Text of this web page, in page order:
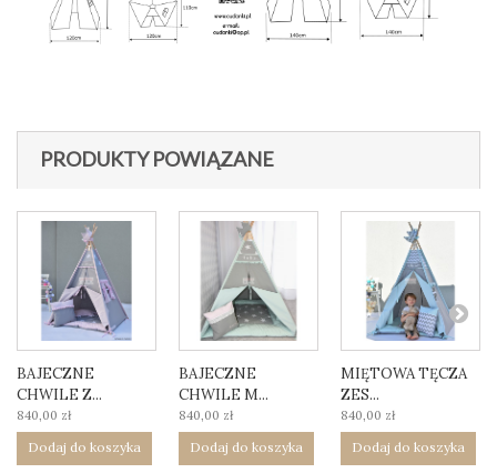
PRODUKTY POWIĄZANE
BAJECZNE
CHWILE Z...
840,00 zł
Dodaj do koszyka
BAJECZNE
CHWILE M...
840,00 zł
Dodaj do koszyka
MIĘTOWA TĘCZA
ZES...
840,00 zł
Dodaj do koszyka